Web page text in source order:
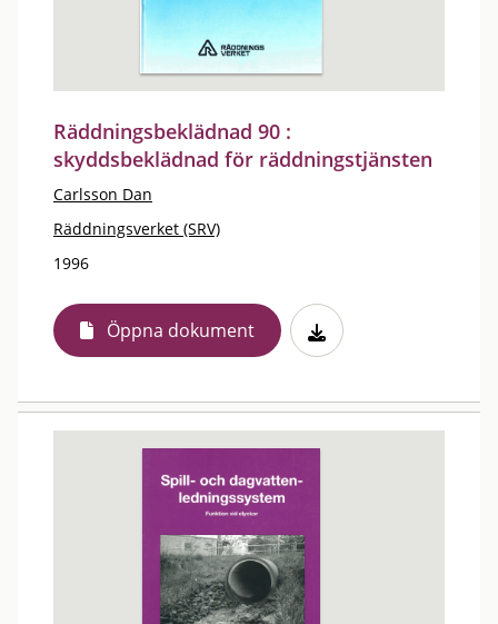
Räddningsbeklädnad 90 :
skyddsbeklädnad för räddningstjänsten
Carlsson Dan
Räddningsverket (SRV)
1996
Öppna dokument